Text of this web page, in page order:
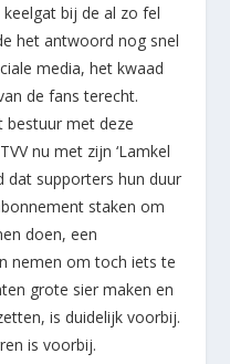
bij de al zo fel
het antwoord nog snel
media, het kwaad
de fans terecht.
bestuur met deze
nu met zijn ‘Lamkel
dat supporters hun duur
staken om
doen, een
nemen om toch iets te
grote sier maken en
is duidelijk voorbij.
is voorbij.